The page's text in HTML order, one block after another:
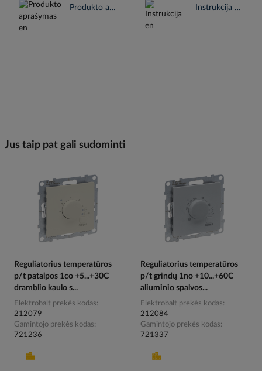
Produkto aprašymas en.pdf Instrukcija en.pdf
Jus taip pat gali sudominti
Reguliatorius temperatūros
p/t patalpos 1co +5...+30C
dramblio kaulo s...
Elektrobalt prekės kodas
212079
Gamintojo prekės kodas
721236
Reguliatorius temperatūros
p/t grindų 1no +10...+60C
aliuminio spalvos...
Elektrobalt prekės kodas
212084
Gamintojo prekės kodas
721337